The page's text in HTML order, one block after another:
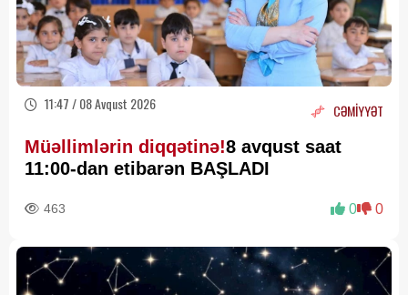
11:47 / 08 Avqust 2026 CƏMİYYƏT
Müəllimlərin diqqətinə!8 avqust saat
11:00-dan etibarən BAŞLADI
463 0 0